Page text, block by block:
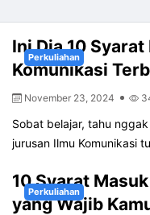
Perkuliahan
Ini Dia 10
Komunikasi
November 23, 2024
Sobat belajar, tahu
jurusan Ilmu Komunikasi
Perkuliahan
10 Syarat
yang Wajib